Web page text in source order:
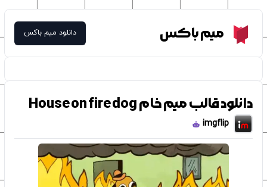
Meme Boxمیم باکس دانلود میم باکس
دانلود قالب میم خام House on fire dog
imgflip